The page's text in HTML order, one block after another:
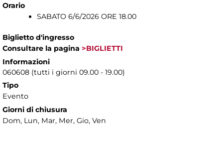
Orario
SABATO 6/6/2026 ORE 18.00
Biglietto d'ingresso
Consultare la pagina >BIGLIETTI
Informazioni
060608 (tutti i giorni 09.00 - 19.00)
Tipo
Evento
Giorni di chiusura
Dom, Lun, Mar, Mer, Gio, Ven